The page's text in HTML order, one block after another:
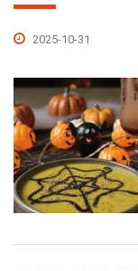
2025-10-31